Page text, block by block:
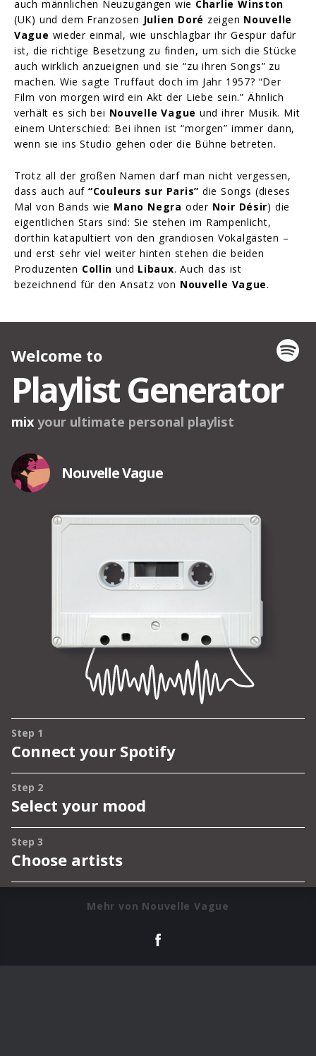
auch männlichen Neuzugängen wie Charlie Winston
(UK) und dem Franzosen Julien Doré zeigen Nouvelle
Vague wieder einmal, wie unschlagbar ihr Gespür dafür
ist, die richtige Besetzung zu finden, um sich die Stücke
auch wirklich anzueignen und sie “zu ihren Songs” zu
machen. Wie sagte Truffaut doch im Jahr 1957? “Der
Film von morgen wird ein Akt der Liebe sein.” Ähnlich
verhält es sich bei Nouvelle Vague und ihrer Musik. Mit
einem Unterschied: Bei ihnen ist “morgen” immer dann,
wenn sie ins Studio gehen oder die Bühne betreten.
Trotz all der großen Namen darf man nicht vergessen,
dass auch auf“Couleurs sur Paris” die Songs (dieses
Mal von Bands wie Mano Negra oder Noir Désir) die
eigentlichen Stars sind: Sie stehen im Rampenlicht,
dorthin katapultiert von den grandiosen Vokalgästen –
und erst sehr viel weiter hinten stehen die beiden
Produzenten Collin und Libaux. Auch das ist
bezeichnend für den Ansatz von Nouvelle Vague.
Mehr von Nouvelle Vague